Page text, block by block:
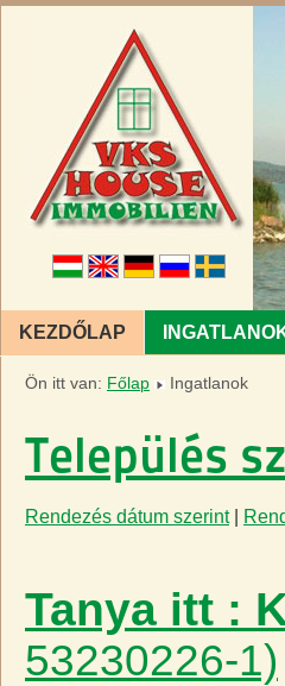
KEZDŐLAP
Ön itt van: Főlap Ingatlanok
Település
Rendezés dátum szerint|
Tanya itt :
53230226-1)